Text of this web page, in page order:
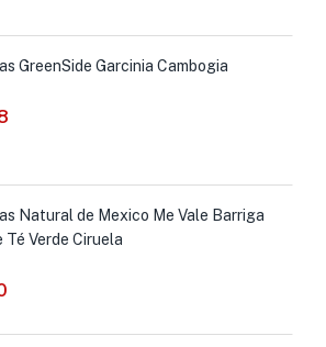
GreenSide Garcinia Cambogia
Natural de Mexico Me Vale Barriga
Té Verde Ciruela